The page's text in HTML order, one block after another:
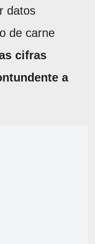
datos
de carne
cifras
a